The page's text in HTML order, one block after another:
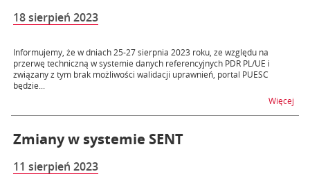
18 sierpień 2023
Informujemy, że w dniach 25-27 sierpnia 2023 roku, ze względu na
przerwę techniczną w systemie danych referencyjnych PDR PL/UE i
związany z tym brak możliwości walidacji uprawnień, portal PUESC
będzie...
Więcej
Zmiany w systemie SENT
11 sierpień 2023